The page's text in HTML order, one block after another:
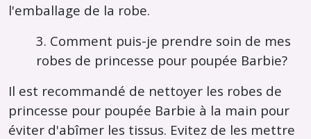
l'emballage de la robe.
3. Comment puis-je prendre soin de mes
robes de princesse pour poupée Barbie?
Il est recommandé de nettoyer les robes de
princesse pour poupée Barbie à la main pour
éviter d'abîmer les tissus. Evitez de les mettre